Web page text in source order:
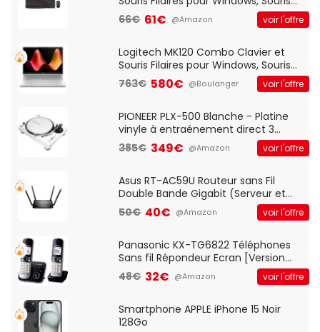
Optique Filaire, Connexion USB Plug
And Play, Confortable, Taille
QWERTY UK - Noir
66€ 61€ @Amazon voir l'offre
Logitech MK120 Combo Clavier et
Souris Filaires pour Windows, Souris
Optique Filaire, Connexion USB Plug
And Play, Confortable, Taille
QWERTY UK - Noir
763€ 580€ @Boulanger voir l'offre
PIONEER PLX-500 Blanche - Platine
vinyle à entraénement direct 3
vitesses (33-45-78 trs/min) avec
pre-ampli intégré et port USB
385€ 349€ @Amazon voir l'offre
Asus RT-AC59U Routeur sans Fil
Double Bande Gigabit (Serveur et
Client VPN, Triple Vlan, Mode Point
d'accès et Bridge, contrôle Parental,
50€ 40€ @Amazon voir l'offre
Panasonic KX-TG6822 Téléphones
Sans fil Répondeur Ecran [Version
Française]
48€ 32€ @Amazon voir l'offre
Smartphone APPLE iPhone 15 Noir
128Go